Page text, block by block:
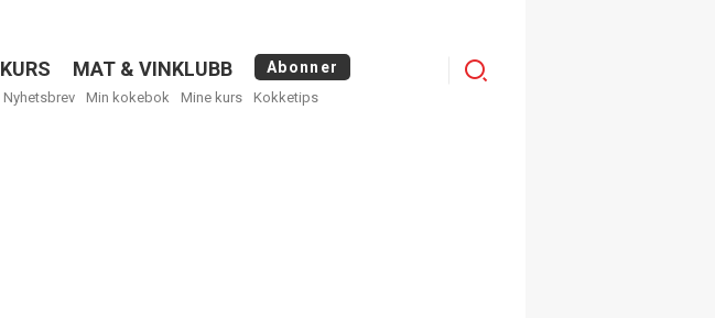
KURS MAT & VINKLUBB Abonner
Nyhetsbrev Min kokebok Mine kurs Kokketips
Menu